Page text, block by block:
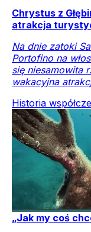
Chrystus z
atrakcja
Na dnie zatoki
Portofino na
się niesamowita
wakacyjna
Historia
„Jak my coś